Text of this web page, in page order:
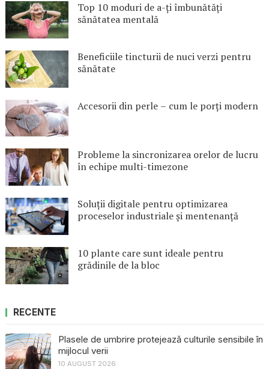
Top 10 moduri de a-ți îmbunătăți
sănătatea mentală
Beneficiile tincturii de nuci verzi pentru
sănătate
Accesorii din perle – cum le porți modern
Probleme la sincronizarea orelor de lucru
în echipe multi-timezone
Soluții digitale pentru optimizarea
proceselor industriale și mentenanță
10 plante care sunt ideale pentru
grădinile de la bloc
RECENTE
Plasele de umbrire protejează culturile sensibile în
mijlocul verii
10 AUGUST 2026